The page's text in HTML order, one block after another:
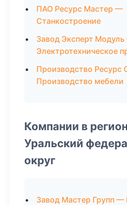
ПАО Ресурс Мастер —
Станкостроение
Завод Эксперт
Электротехническое
Производство Ресурс
Производство мебели
Компании в
Уральский
округ
Завод Мастер Групп —